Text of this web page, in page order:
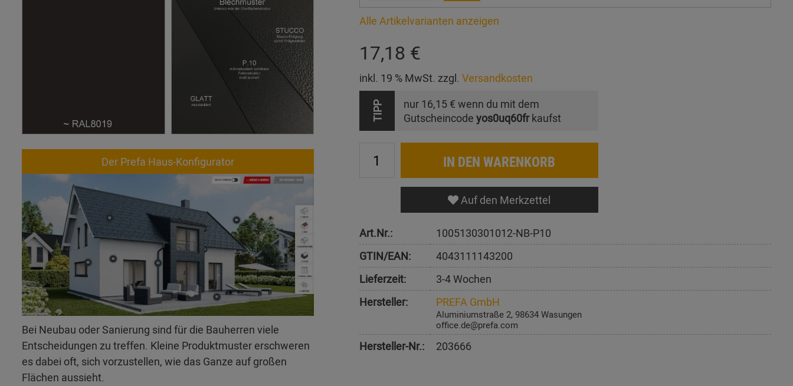
Der Prefa Haus-Konfigurator
Bei Neubau oder Sanierung sind für die Bauherren viele
Entscheidungen zu treffen. Kleine Produktmuster erschweren
es dabei oft, sich vorzustellen, wie das Ganze auf großen
Flächen aussieht.
Alle Artikelvarianten anzeigen
17,18 €
inkl. 19 % MwSt. zzgl. Versandkosten
TIPP nur 16,15 € wenn du mit dem
Gutscheincode yos0uq60frkaufst
IN DEN WARENKORB
Auf den Merkzettel
Art.Nr.:
1005130301012-NB-P10
GTIN/EAN:
4043111143200
Lieferzeit:
3-4 Wochen
Hersteller:
PREFA GmbH
Aluminiumstraße 2, 98634 Wasungen
office.de@prefa.com
Hersteller-Nr.: 203666